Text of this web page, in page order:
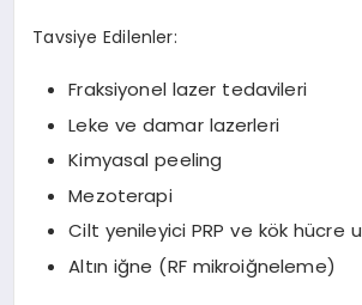
Tavsiye Edilenler:
Fraksiyonel lazer tedavileri
Leke ve damar lazerleri
Kimyasal peeling
Mezoterapi
Cilt yenileyici PRP ve kök hücre
Altın iğne (RF mikroiğneleme)